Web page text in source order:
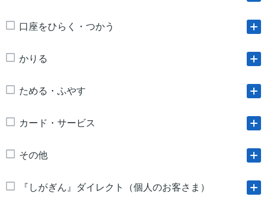
口座をひらく・つかう
かりる
ためる・ふやす
カード・サービス
その他
『しがぎん』ダイレクト（個人のお客さま）